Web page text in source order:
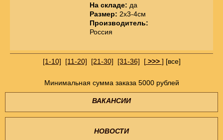
На складе: да
Размер: 2х3-4см
Производитель:
Россия
[1-10] [11-20] [21-30] [31-36] [>>> ] [все]
Минимальная сумма заказа 5000 рублей
ВАКАНСИИ
НОВОСТИ